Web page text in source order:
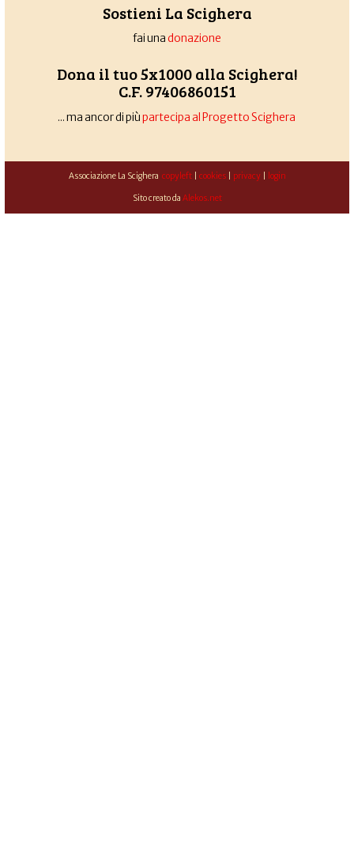
Sostieni La Scighera
fai unadonazione
Dona il tuo 5x1000 alla Scighera!
C.F. 97406860151
... ma ancor di piùpartecipa al Progetto Scighera
Associazione La Scighera copyleft| cookies| privacy| login
Sito creato da Alekos.net